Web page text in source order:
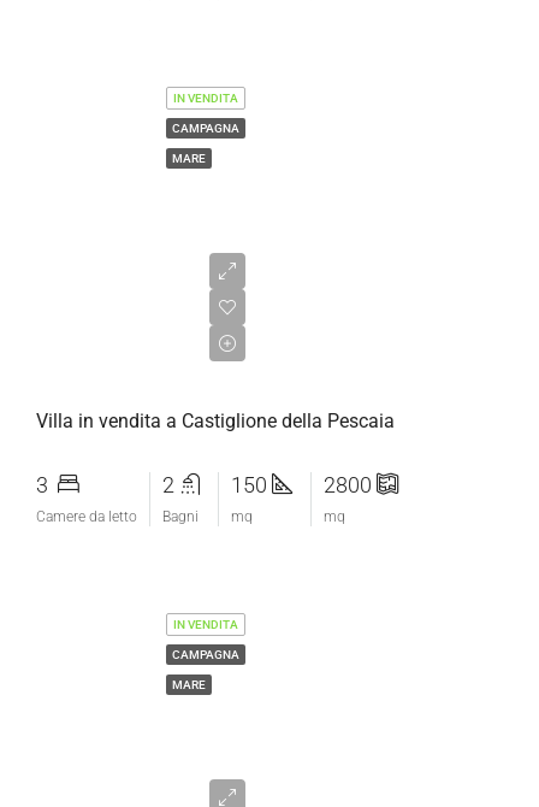
IN VENDITA
CAMPAGNA
MARE
Villa in vendita a Castiglione della Pescaia
3
Camere da letto
2
Bagni
150
mq
2800
mq
IN VENDITA
CAMPAGNA
MARE